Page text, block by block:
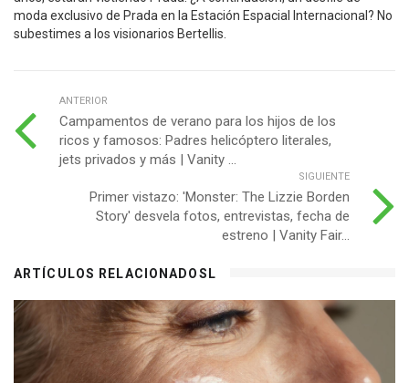
moda exclusivo de Prada en la Estación Espacial Internacional? No
subestimes a los visionarios Bertellis.
ANTERIOR
Campamentos de verano para los hijos de los
ricos y famosos: Padres helicóptero literales,
jets privados y más | Vanity ...
SIGUIENTE
Primer vistazo: 'Monster: The Lizzie Borden
Story' desvela fotos, entrevistas, fecha de
estreno | Vanity Fair...
ARTÍCULOS RELACIONADOSL